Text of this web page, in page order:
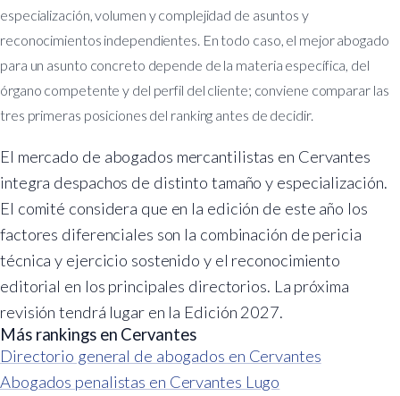
especialización, volumen y complejidad de asuntos y
reconocimientos independientes. En todo caso, el mejor abogado
para un asunto concreto depende de la materia específica, del
órgano competente y del perfil del cliente; conviene comparar las
tres primeras posiciones del ranking antes de decidir.
El mercado de abogados mercantilistas en Cervantes
integra despachos de distinto tamaño y especialización.
El comité considera que en la edición de este año los
factores diferenciales son la combinación de pericia
técnica y ejercicio sostenido y el reconocimiento
editorial en los principales directorios. La próxima
revisión tendrá lugar en la Edición 2027.
Más rankings en Cervantes
Directorio general de abogados en Cervantes
Abogados penalistas en Cervantes Lugo